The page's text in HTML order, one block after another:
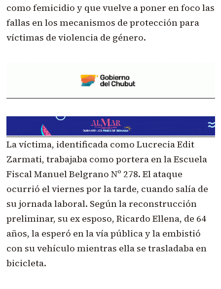
como femicidio y que vuelve a poner en foco las
fallas en los mecanismos de protección para
víctimas de violencia de género.
La víctima, identificada como Lucrecia Edit
Zarmati, trabajaba como portera en la Escuela
Fiscal Manuel Belgrano Nº 278. El ataque
ocurrió el viernes por la tarde, cuando salía de
su jornada laboral. Según la reconstrucción
preliminar, su ex esposo, Ricardo Ellena, de 64
años, la esperó en la vía pública y la embistió
con su vehículo mientras ella se trasladaba en
bicicleta.